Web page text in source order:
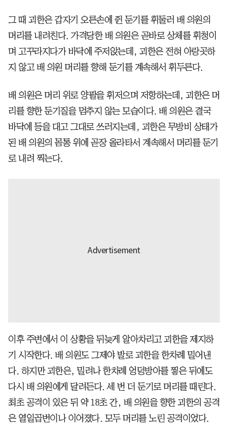
그 때 괴한은 갑자기 오른손에 쥔 둔기를 휘둘러 배 의원의
머리를 내려친다. 가격당한 배 의원은 곧바로 상체를 휘청이
며 고꾸라지다가 바닥에 주저앉는데, 괴한은 전혀 아랑곳하
지 않고 배 의원 머리를 향해 둔기를 계속해서 휘두른다.
배 의원은 머리 위로 양팔을 휘저으며 저항하는데, 괴한은 머
리를 향한 둔기질을 멈추지 않는 모습이다. 배 의원은 결국
바닥에 등을 대고 그대로 쓰러지는데, 괴한은 무방비 상태가
된 배 의원의 몸통 위에 곧장 올라타서 계속해서 머리를 둔기
로 내려 찍는다.
이후 주변에서 이 상황을 뒤늦게 알아차리고 괴한을 제지하
기 시작한다. 배 의원도 그제야 발로 괴한을 한차례 밀어낸
다. 하지만 괴한은, 밀려나 한차례 엉덩방아를 찧은 뒤에도
다시 배 의원에게 달려든다. 세 번 더 둔기로 머리를 때린다.
최초 공격이 있은 뒤 약 18초 간, 배 의원을 향한 괴한의 공격
은 열일곱번이나 이어졌다. 모두 머리를 노린 공격이었다.